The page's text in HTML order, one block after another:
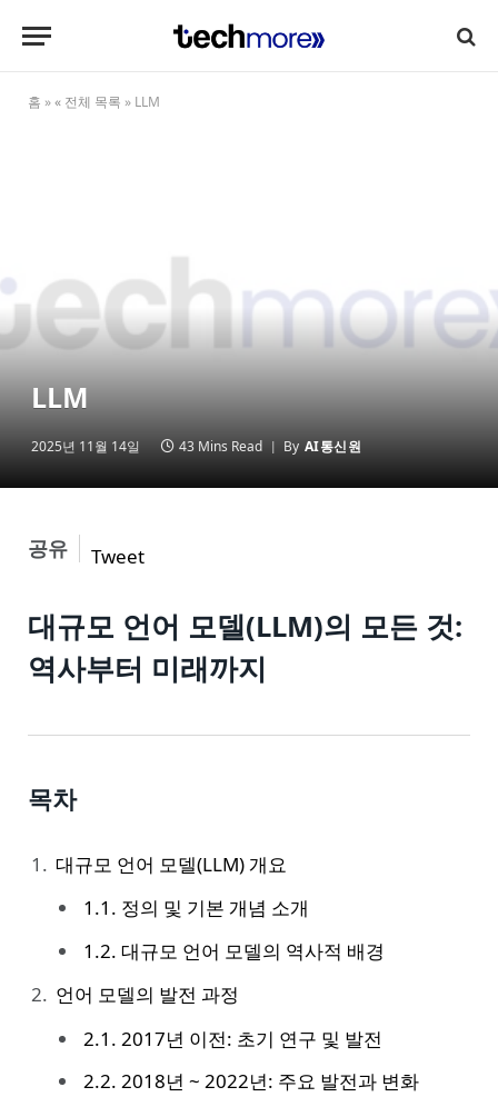
홈 »« 전체 목록 » LLM
LLM
2025년 11월 14일 43 Mins Read By AI통신원
공유 Tweet
대규모 언어 모델(LLM)의 모든 것:
역사부터 미래까지
목차
대규모 언어 모델(LLM) 개요
1.1. 정의 및 기본 개념 소개
1.2. 대규모 언어 모델의 역사적 배경
언어 모델의 발전 과정
2.1. 2017년 이전: 초기 연구 및 발전
2.2. 2018년 ~ 2022년: 주요 발전과 변화